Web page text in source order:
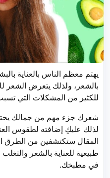
يهتم معظم الناس بالعناية
بالشعر، ولذلك يتعرض الشعر
للكثير من المشكلات التي
شعرك جزء مهم من جمالك
لذلك عليكِ إضافته لطقوس
المقال ستكتشفين من الطرق
طبيعية للعناية بالشعر
في مطبخك.